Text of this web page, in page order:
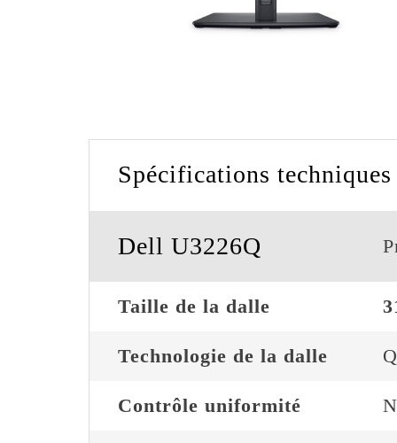
Spécifications techniques
Dell U3226Q
Taille de la dalle
Technologie de la dalle
Contrôle uniformité